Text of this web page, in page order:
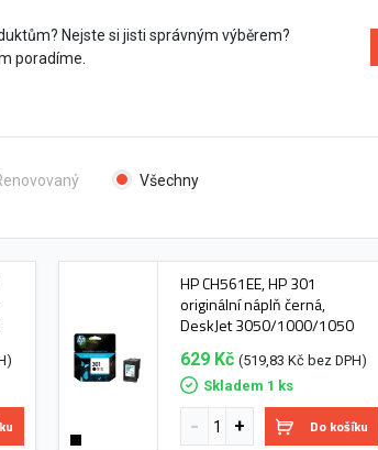
Nejste si jisti správným výběrem?
poradíme.
Všechny
HP CH561EE, HP 301
originální náplň černá,
DeskJet 3050/1000/1050
629 Kč (519,83 Kč bez DPH)
Skladem 1 ks
Do košíku